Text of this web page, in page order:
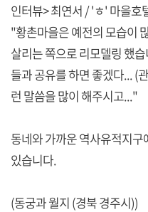
인터뷰> 최연서 / 'ㅎ' 마을호
"황촌마을은 예전의 모습이
살리는 쪽으로 리모델링 했
들과 공유를 하면 좋겠다... (
런 말씀을 많이 해주시고..."
동네와 가까운 역사유적지
있습니다.
(동궁과 월지 (경북 경주시))